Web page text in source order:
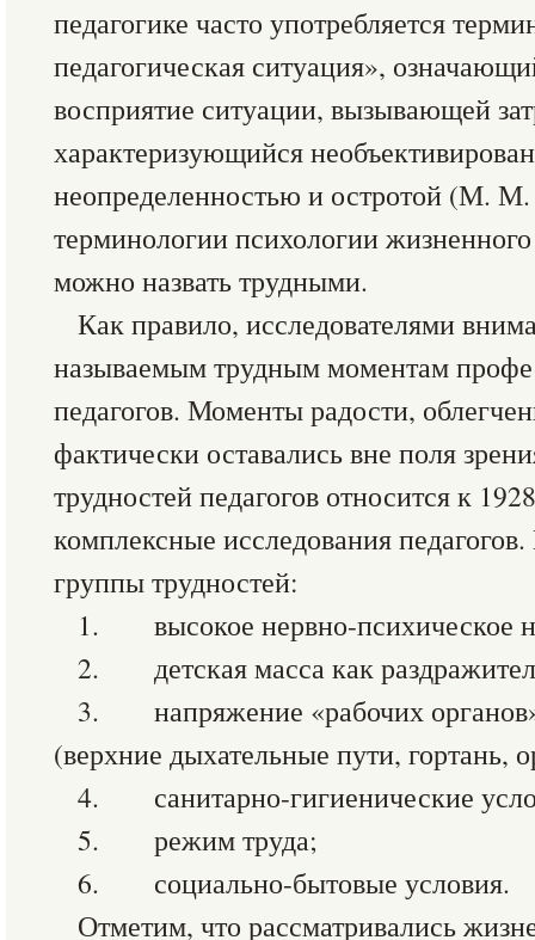
педагогике часто употребляется
педагогическая ситуация»,
восприятие ситуации, вызывающей
характеризующийся
неопределенностью и остротой (М.
терминологии психологии
можно назвать трудными.
Как правило, исследователями
называемым трудным моментам
педагогов. Моменты радости,
фактически оставались вне поля
трудностей педагогов относится к
комплексные исследования
группы трудностей:
1. высокое нервно-психическое
2. детская масса как
3. напряжение «рабочих
(верхние дыхательные пути, гортань,
4. санитарно-гигиенические
5. режим труда;
6. социально-бытовые условия.
Отметим, что рассматривались